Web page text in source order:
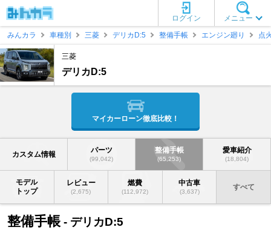
メニュー
ログイン
みんカラ
車種別 三菱 デリカD:5 整備手帳 エンジン廻り 点
三菱
デリカD:5
マイカーローン徹底比較！
カスタム情報 パーツ
(99,042)
整備手帳
(65,253)
愛車紹介
(18,804)
モデル
トップ
レビュー
(2,675)
燃費
(112,972)
中古車
(3,637)
すべて
整備手帳 - デリカD:5